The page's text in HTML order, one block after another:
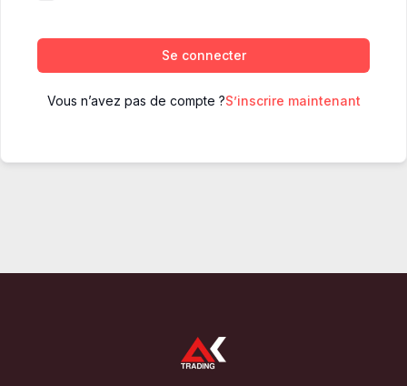
Se connecter
Vous n’avez pas de compte ?S’inscrire maintenant